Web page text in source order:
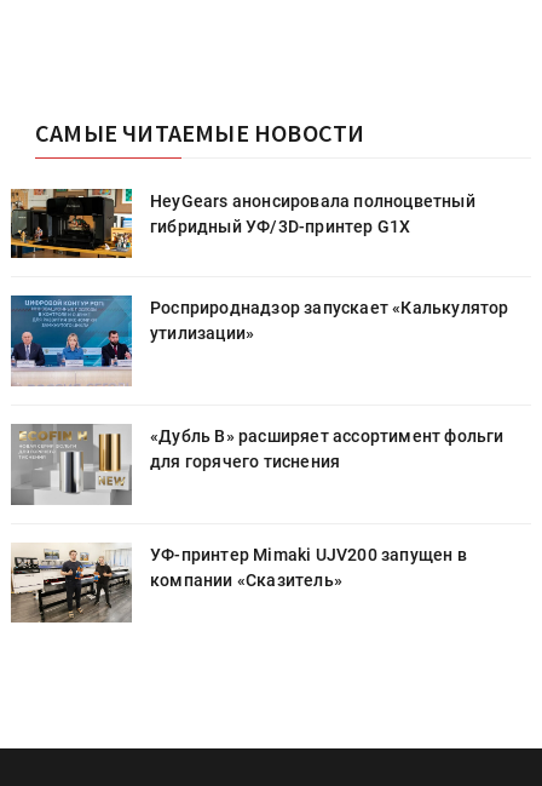
САМЫЕ ЧИТАЕМЫЕ НОВОСТИ
HeyGears анонсировала полноцветный
гибридный УФ/3D-принтер G1X
Росприроднадзор запускает «Калькулятор
утилизации»
«Дубль В» расширяет ассортимент фольги
для горячего тиснения
УФ-принтер Mimaki UJV200 запущен в
компании «Сказитель»